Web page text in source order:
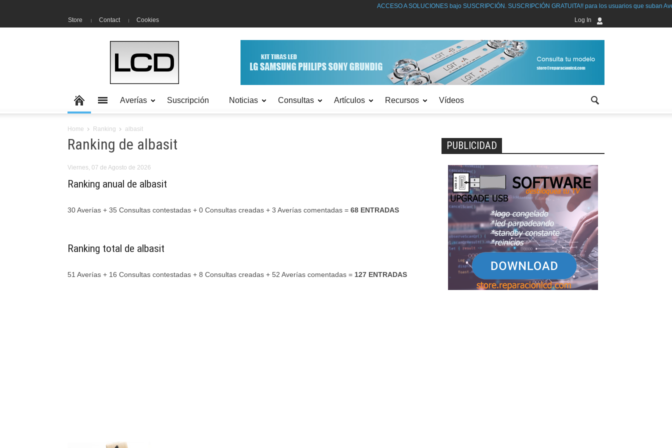
ACCESO A SOLUCIONES bajo SUSCRIPCIÓN. SUSCRIPCIÓN GRATUITA!! para los usuarios que suban Averías
Store
Contact Cookies Log In
Averías Suscripción Noticias Consultas Artículos Recursos Vídeos
Home Ranking albasit
Ranking de albasit
Viernes, 07 de Agosto de 2026
Ranking anual de albasit
30 Averías + 35 Consultas contestadas + 0 Consultas creadas + 3 Averías comentadas = 68 ENTRADAS
Ranking total de albasit
51 Averías + 16 Consultas contestadas + 8 Consultas creadas + 52 Averías comentadas = 127 ENTRADAS
PUBLICIDAD